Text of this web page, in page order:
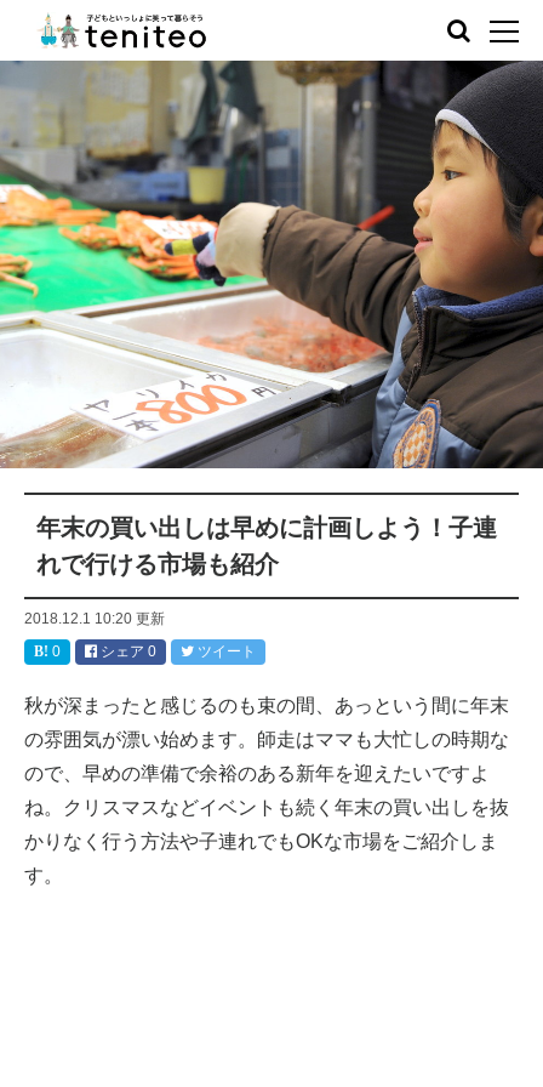
年末の買い出しは早めに計画しよう！子連
れで行ける市場も紹介
2018.12.1 10:20 更新
0
シェア 0 ツイート
秋が深まったと感じるのも束の間、あっという間に年末
の雰囲気が漂い始めます。師走はママも大忙しの時期な
ので、早めの準備で余裕のある新年を迎えたいですよ
ね。クリスマスなどイベントも続く年末の買い出しを抜
かりなく行う方法や子連れでもOKな市場をご紹介しま
す。